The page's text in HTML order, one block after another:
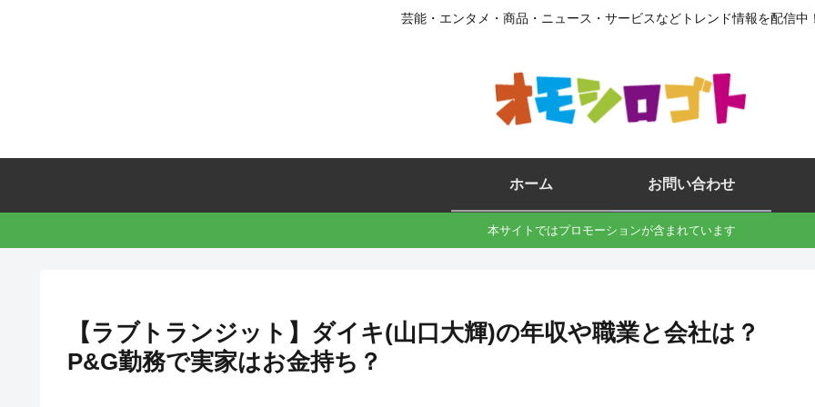
芸能・エンタメ・商品・ニュース・サービスなどトレンド情報を配信中
ホーム お問い合わせ
本サイトではプロモーションが含まれています
【ラブトランジット】ダイキ(山口大輝)の年収や職業と会社は？
P&G勤務で実家はお金持ち？